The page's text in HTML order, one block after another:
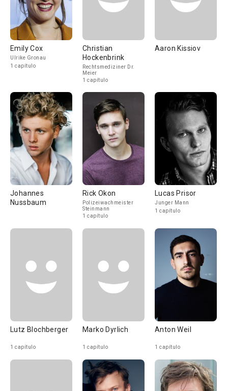
Emily Cox
Ulrike Gronau
1 capítulo
Christian
Hockenbrink
Rechtsmediziner Dr.
Meier
1 capítulo
Aaron Kissiov
Johannes
Nussbaum
Rick Okon
Polizeiwachmeister
Steinmann
1 capítulo
Lucas Prisor
Junger Mann
1 capítulo
Lutz Blochberger
1 capítulo
Marko Dyrlich
1 capítulo
Anton Weil
1 capítulo